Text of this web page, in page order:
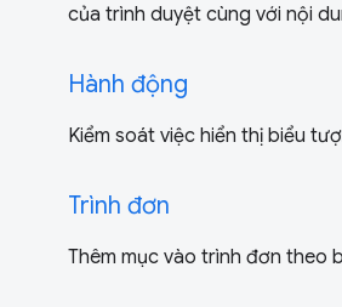
của trình duyệt cùng với nội
Hành động
Kiểm soát việc hiển thị biểu
Trình đơn
Thêm mục vào trình đơn theo